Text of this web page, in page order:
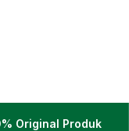
Original Produk